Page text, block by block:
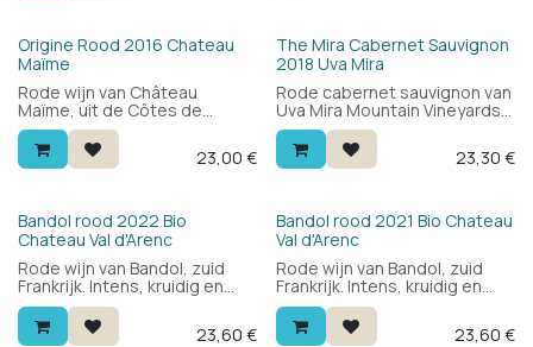
gestructureerde
tannineopbouw. Een klassieke
Saint-Estèphe met lang
bewaarpotenrtieel — 91/100
Wine Enthusiast.
en een frisse afdronk.
Origine Rood 2016 Chateau
Maïme
Rode wijn van Château
Maïme, uit de Côtes de
Provence. Stevig en complex,
met diepgang en structuur.
Een wijn met karakter, ideaal
23,00 €
The Mira Cabernet Sauvignon
2018 Uva Mira
Rode cabernet sauvignon van
Uva Mira Mountain Vineyards,
op de hellingen van de
Helderberg in Stellenbosch
tot 620m hoogte. Vol en
fluweelzachte tannines.
Krachtig maar met frisheid en
balans — 91/100 Wine
Searcher.
23,30 €
Bio
Bandol rood 2022 Bio
Chateau Val d'Arenc
Rode wijn van Bandol, zuid
Frankrijk. Intens, kruidig en
lang met de zuiverheid en
finesse waar we van houden.
Druivensoort: hoofdzakelijk
23,60 €
Bio
Bandol rood 2021 Bio Chateau
Val d'Arenc
Rode wijn van Bandol, zuid
Frankrijk. Intens, kruidig en
lang met de zuiverheid en
finesse waar we van houden.
Druivensoort: hoofdzakelijk
23,60 €